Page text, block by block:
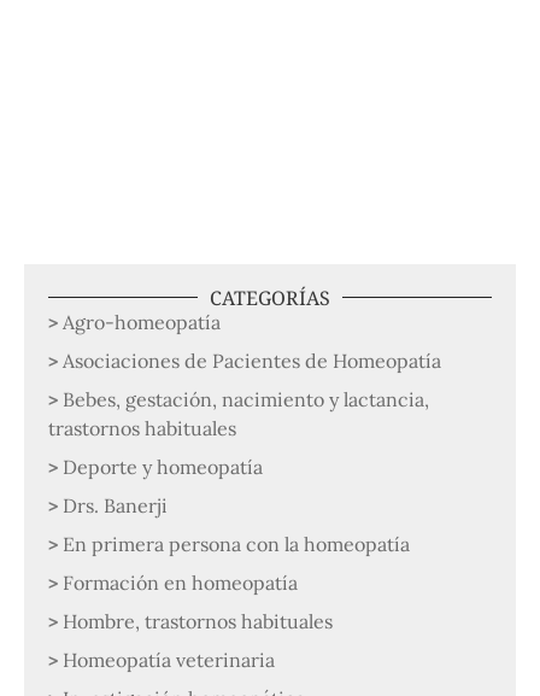
CATEGORÍAS
Agro-homeopatía
Asociaciones de Pacientes de Homeopatía
Bebes, gestación, nacimiento y lactancia,
trastornos habituales
Deporte y homeopatía
Drs. Banerji
En primera persona con la homeopatía
Formación en homeopatía
Hombre, trastornos habituales
Homeopatía veterinaria